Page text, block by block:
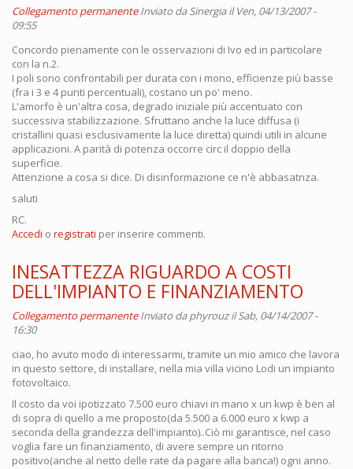
Collegamento permanente Inviato da Sinergiail Ven, 04/13/2007 -
09:55
Concordo pienamente con le osservazioni di Ivo ed in particolare
con la n.2.
I poli sono confrontabili per durata con i mono, efficienze più basse
(fra i 3 e 4 punti percentuali), costano un po' meno.
L'amorfo è un'altra cosa, degrado iniziale più accentuato con
successiva stabilizzazione. Sfruttano anche la luce diffusa (i
cristallini quasi esclusivamente la luce diretta) quindi utili in alcune
applicazioni. A parità di potenza occorre circ il doppio della
superficie.
Attenzione a cosa si dice. Di disinformazione ce n'è abbasatnza.
saluti
RC.
Accedi o registrati per inserire commenti.
INESATTEZZA RIGUARDO A COSTI
DELL'IMPIANTO E FINANZIAMENTO
Collegamento permanente Inviato daphyrouzil Sab, 04/14/2007 -
16:30
ciao, ho avuto modo di interessarmi, tramite un mio amico che lavora
in questo settore, di installare, nella mia villa vicino Lodi un impianto
fotovoltaico.
Il costo da voi ipotizzato 7.500 euro chiavi in mano x un kwp è ben al
di sopra di quello a me proposto(da 5.500 a 6.000 euro x kwp a
seconda della grandezza dell'impianto)..Ciò mi garantisce, nel caso
voglia fare un finanziamento, di avere sempre un ritorno
positivo(anche al netto delle rate da pagare alla banca!) ogni anno.